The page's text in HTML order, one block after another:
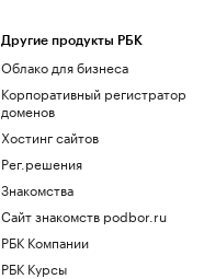
Другие продукты РБК
Облако для бизнеса
Корпоративный регистратор
доменов
Хостинг сайтов
Рег.решения
Знакомства
Сайт знакомств podbor.ru
РБК Компании
РБК Курсы